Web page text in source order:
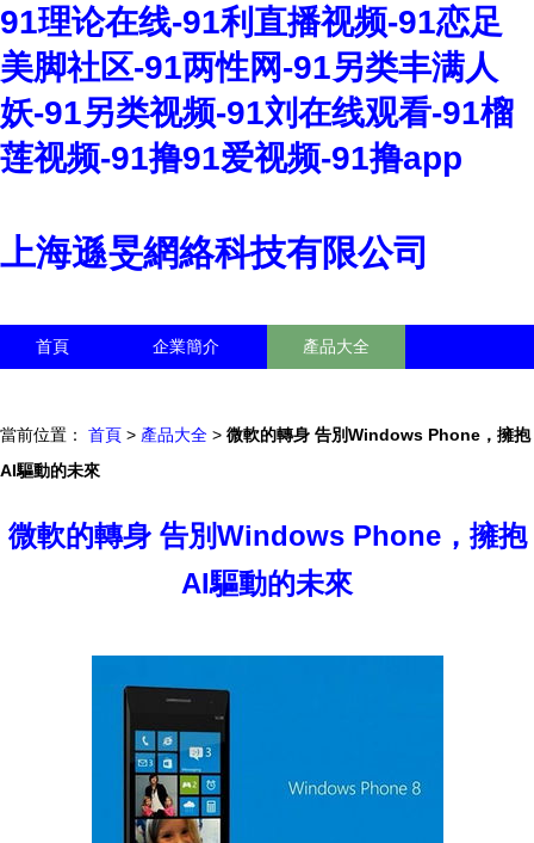
91理论在线-91利直播视频-91恋足
美脚社区-91两性网-91另类丰满人
妖-91另类视频-91刘在线观看-91榴
莲视频-91撸91爱视频-91撸app
上海遜旻網絡科技有限公司
首頁 企業簡介 產品大全
當前位置： 首頁 > 產品大全 > 微軟的轉身 告別Windows Phone，擁抱
AI驅動的未來
微軟的轉身 告別Windows Phone，擁抱
AI驅動的未來